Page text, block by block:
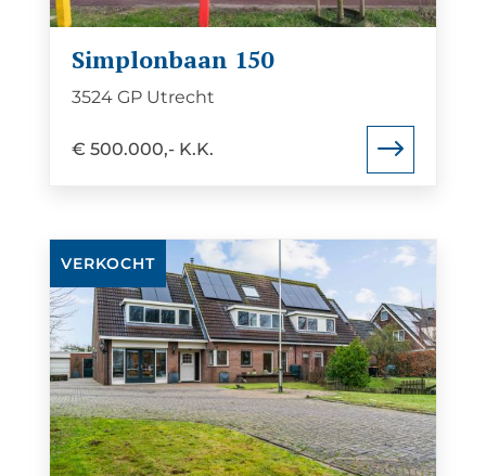
Simplonbaan 150
3524 GP Utrecht
€ 500.000,- K.K.
de
detail
pagina
van
Wolkammerweg
28
VERKOCHT